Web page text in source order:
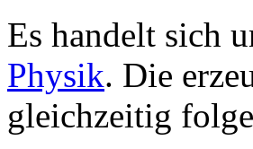
Es handelt sich
Physik. Die
gleichzeitig